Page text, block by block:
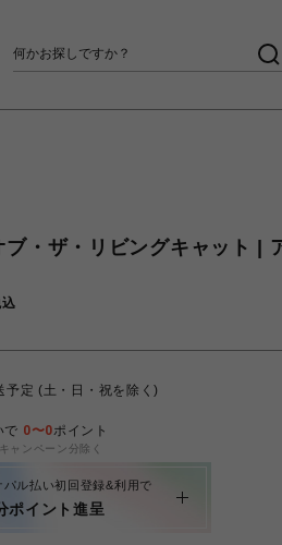
ブ・ザ・リビングキャット |
定 (土・日・祝を除く)
で 0〜0ポイント
ャンペーン分除く
ル払い初回登録&利用で
ポイント進呈